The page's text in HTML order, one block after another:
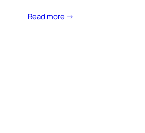
Read more →